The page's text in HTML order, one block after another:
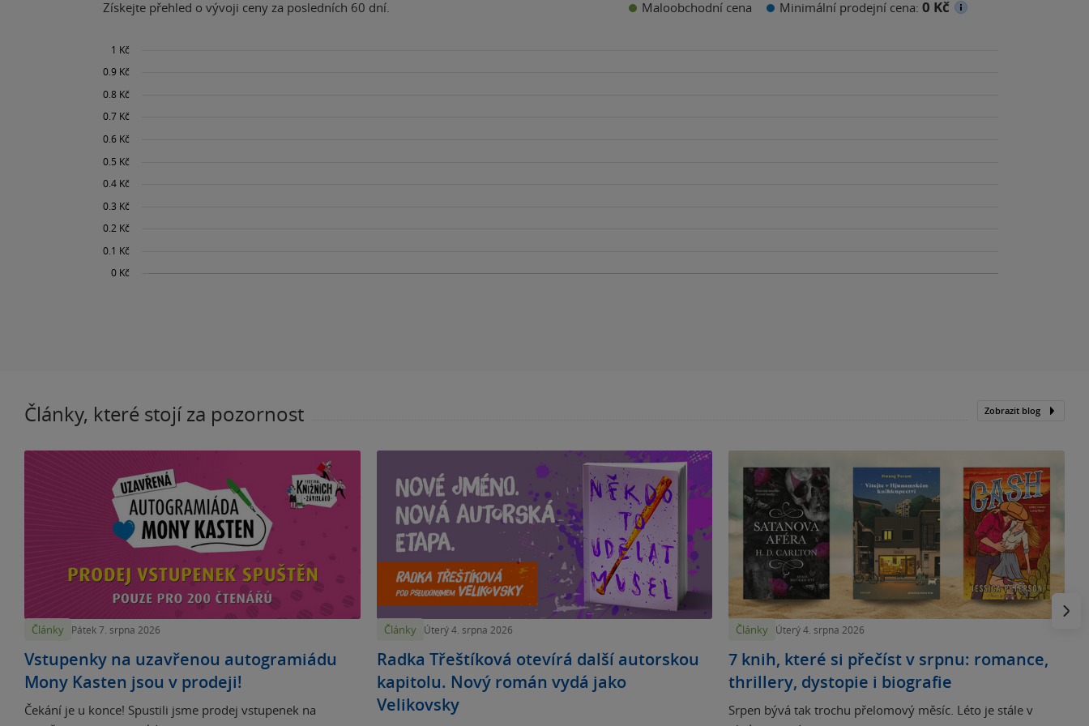
Získejte přehled o vývoji ceny za posledních 60 dní. Maloobchodní cena Minimální prodejní cena: 0 Kč
Články, které stojí za pozornost Zobrazit blog
Články Pátek 7. srpna 2026
Vstupenky na uzavřenou autogramiádu
Mony Kasten jsou v prodeji!
Čekání je u konce! Spustili jsme prodej vstupenek na
Články Úterý 4. srpna 2026
Radka Třeštíková otevírá další autorskou
kapitolu. Nový román vydá jako
Velikovsky
Články Úterý 4. srpna 2026
7 knih, které si přečíst v srpnu: romance,
thrillery, dystopie i biografie
Srpen bývá tak trochu přelomový měsíc. Léto je stále v